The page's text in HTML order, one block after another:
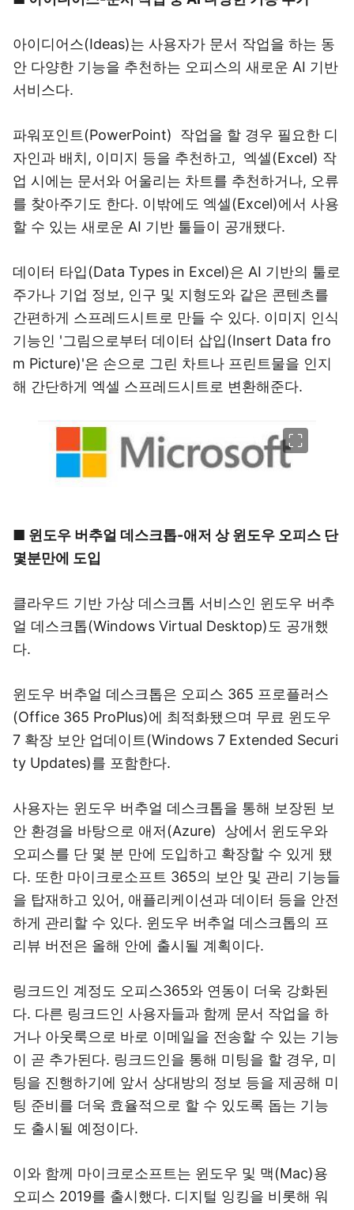
아이디어스(Ideas)는 사용자가 문서 작업을 하는 동
안 다양한 기능을 추천하는 오피스의 새로운 AI 기반
서비스다.
파워포인트(PowerPoint) 작업을 할 경우 필요한 디
자인과 배치, 이미지 등을 추천하고, 엑셀(Excel) 작
업 시에는 문서와 어울리는 차트를 추천하거나, 오류
를 찾아주기도 한다. 이밖에도 엑셀(Excel)에서 사용
할 수 있는 새로운 AI 기반 툴들이 공개됐다.
데이터 타입(Data Types in Excel)은 AI 기반의 툴로
주가나 기업 정보, 인구 및 지형도와 같은 콘텐츠를
간편하게 스프레드시트로 만들 수 있다. 이미지 인식
기능인 '그림으로부터 데이터 삽입(Insert Data fro
m Picture)'은 손으로 그린 차트나 프린트물을 인지
해 간단하게 엑셀 스프레드시트로 변환해준다.
■ 윈도우 버추얼 데스크톱-애저 상 윈도우 오피스 단
몇분만에 도입
클라우드 기반 가상 데스크톱 서비스인 윈도우 버추
얼 데스크톱(Windows Virtual Desktop)도 공개했
다.
윈도우 버추얼 데스크톱은 오피스 365 프로플러스
(Office 365 ProPlus)에 최적화됐으며 무료 윈도우
7 확장 보안 업데이트(Windows 7 Extended Securi
ty Updates)를 포함한다.
사용자는 윈도우 버추얼 데스크톱을 통해 보장된 보
안 환경을 바탕으로 애저(Azure) 상에서 윈도우와
오피스를 단 몇 분 만에 도입하고 확장할 수 있게 됐
다. 또한 마이크로소프트 365의 보안 및 관리 기능들
을 탑재하고 있어, 애플리케이션과 데이터 등을 안전
하게 관리할 수 있다. 윈도우 버추얼 데스크톱의 프
리뷰 버전은 올해 안에 출시될 계획이다.
링크드인 계정도 오피스365와 연동이 더욱 강화된
다. 다른 링크드인 사용자들과 함께 문서 작업을 하
거나 아웃룩으로 바로 이메일을 전송할 수 있는 기능
이 곧 추가된다. 링크드인을 통해 미팅을 할 경우, 미
팅을 진행하기에 앞서 상대방의 정보 등을 제공해 미
팅 준비를 더욱 효율적으로 할 수 있도록 돕는 기능
도 출시될 예정이다.
이와 함께 마이크로소프트는 윈도우 및 맥(Mac)용
오피스 2019를 출시했다. 디지털 잉킹을 비롯해 워